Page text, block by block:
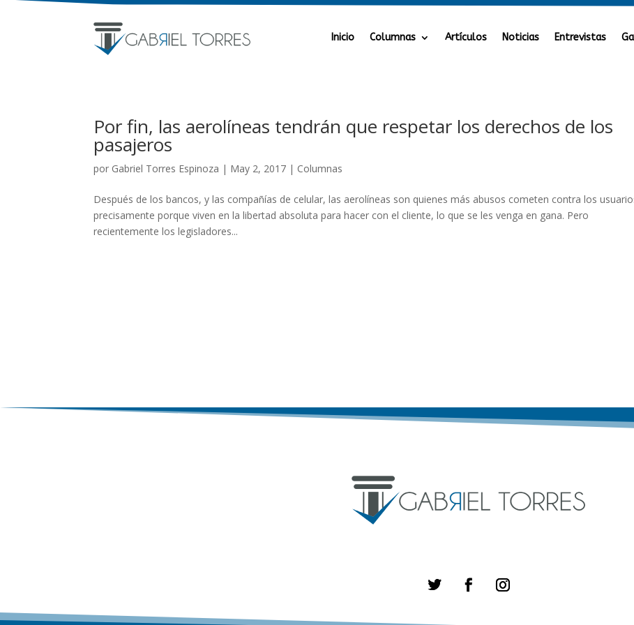
Inicio Columnas Artículos Noticias Entrevistas
Por fin, las aerolíneas tendrán que respetar los derechos de los
pasajeros
por Gabriel Torres Espinoza | May 2, 2017 | Columnas
Después de los bancos, y las compañías de celular, las aerolíneas son quienes más abusos cometen contra los
precisamente porque viven en la libertad absoluta para hacer con el cliente, lo que se les venga en gana. Pero
recientemente los legisladores...